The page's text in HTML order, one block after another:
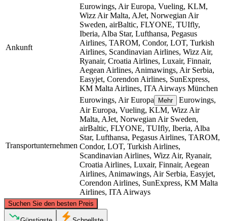
Ankunft
Eurowings, Air Europa, Vueling, KLM,
Wizz Air Malta, AJet, Norwegian Air
Sweden, airBaltic, FLYONE, TUIfly,
Iberia, Alba Star, Lufthansa, Pegasus
Airlines, TAROM, Condor, LOT, Turkish
Airlines, Scandinavian Airlines, Wizz Air,
Ryanair, Croatia Airlines, Luxair, Finnair,
Aegean Airlines, Animawings, Air Serbia,
Easyjet, Corendon Airlines, SunExpress,
KM Malta Airlines, ITA Airways München
Transportunternehmen
Eurowings, Air Europa Mehr
Eurowings,
Air Europa, Vueling, KLM, Wizz Air
Malta, AJet, Norwegian Air Sweden,
airBaltic, FLYONE, TUIfly, Iberia, Alba
Star, Lufthansa, Pegasus Airlines, TAROM,
Condor, LOT, Turkish Airlines,
Scandinavian Airlines, Wizz Air, Ryanair,
Croatia Airlines, Luxair, Finnair, Aegean
Airlines, Animawings, Air Serbia, Easyjet,
Corendon Airlines, SunExpress, KM Malta
Airlines, ITA Airways
Suchen Sie den besten Preis
Nuremberg
©CARTO, ©OpenStreetMap